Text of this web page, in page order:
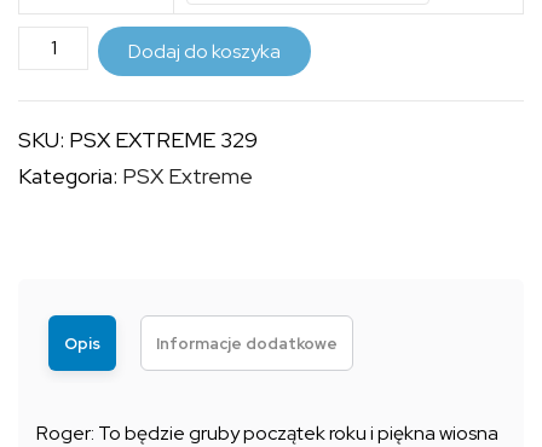
18,99 zł
do
24,99 zł
ilość
PSX
329
Dodaj do koszyka
SKU: PSX EXTREME 329
Kategoria: PSX Extreme
Opis Informacje dodatkowe
Roger: To będzie gruby początek roku i piękna wiosna